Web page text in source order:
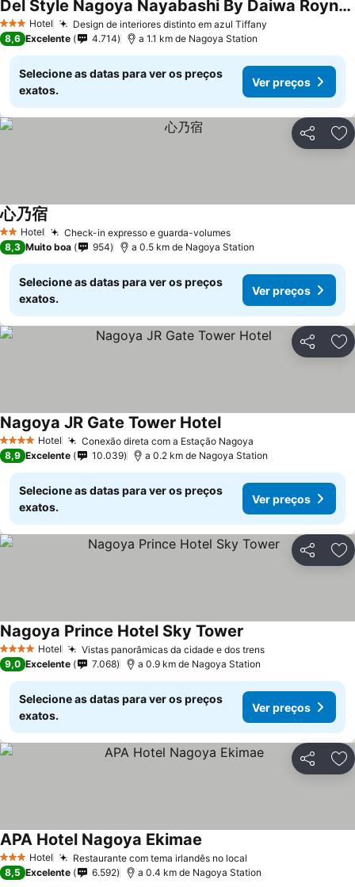
3 EstrelasHotel Design de interiores distinto em azul Tiffany
Del Style Nagoya Nayabashi By Daiwa Roynet Hotel
8,6 Excelente 4.714 a 1.1 km de Nagoya Station
Selecione as datas para ver os preços
exatos.
Ver preços
Partilhar
2 Estrelas
Hotel Check-in expresso e guarda-volumes
心乃宿
8,3 Muito boa 954 a 0.5 km de Nagoya Station
Selecione as datas para ver os preços
exatos.
Ver preços
Partilhar
4 EstrelasHotel Conexão direta com a Estação Nagoya
Nagoya JR Gate Tower Hotel
8,9 Excelente 10.039 a 0.2 km de Nagoya Station
Selecione as datas para ver os preços
exatos.
Ver preços
Partilhar
4 EstrelasHotel Vistas panorâmicas da cidade e dos trens
Nagoya Prince Hotel Sky Tower
9,0 Excelente 7.068 a 0.9 km de Nagoya Station
Selecione as datas para ver os preços
exatos.
Ver preços
Partilhar
3 EstrelasHotel Restaurante com tema irlandês no local
APA Hotel Nagoya Ekimae
8,5 Excelente 6.592 a 0.4 km de Nagoya Station